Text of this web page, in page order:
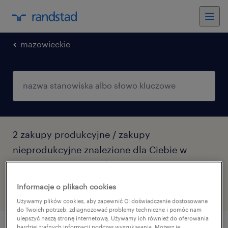
mazowieckie
2 zakupy produkcyjne / zakupy
nieprodukcyjne znalezione dla Ciebie w
Warszawa, Mazowieckie
filtr
Informacje o plikach cookies
Używamy plików cookies, aby zapewnić Ci doświadczenie dostosowane
do Twoich potrzeb, zdiagnozować problemy techniczne i pomóc nam
ulepszyć naszą stronę internetową. Używamy ich również do oferowania